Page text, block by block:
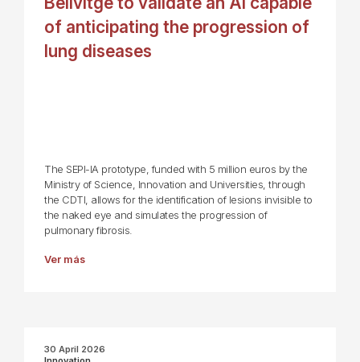
of anticipating the progression of
lung diseases
The SEPI-IA prototype, funded with 5 million euros by the
Ministry of Science, Innovation and Universities, through
the CDTI, allows for the identification of lesions invisible to
the naked eye and simulates the progression of
pulmonary fibrosis.
Ver más
30 April 2026